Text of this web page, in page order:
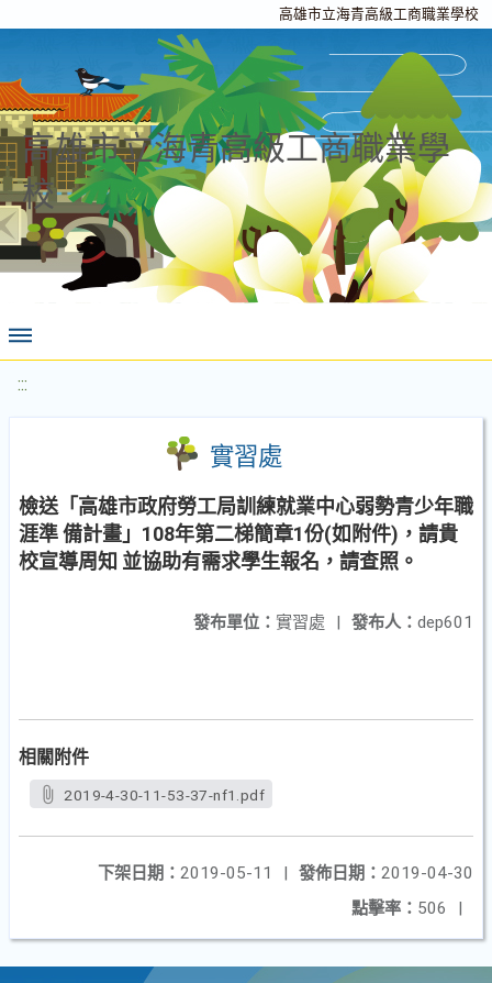
高雄市立海青高級工商職業學校
高雄市立海青高級工商職業學
校
:::
實習處
檢送「高雄市政府勞工局訓練就業中心弱勢青少年職
涯準 備計畫」108年第二梯簡章1份(如附件)，請貴
校宣導周知 並協助有需求學生報名，請查照。
發布人： dep601
發布單位： 實習處 |
相關附件
2019-4-30-11-53-37-nf1.pdf
發佈日期： 2019-04-30
下架日期： 2019-05-11
|
點擊率： 506 |